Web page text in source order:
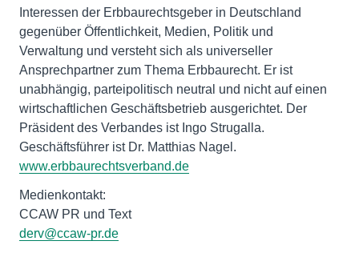
Interessen der Erbbaurechtsgeber in Deutschland
gegenüber Öffentlichkeit, Medien, Politik und
Verwaltung und versteht sich als universeller
Ansprechpartner zum Thema Erbbaurecht. Er ist
unabhängig, parteipolitisch neutral und nicht auf einen
wirtschaftlichen Geschäftsbetrieb ausgerichtet. Der
Präsident des Verbandes ist Ingo Strugalla.
Geschäftsführer ist Dr. Matthias Nagel.
www.erbbaurechtsverband.de
Medienkontakt:
derv@ccaw-pr.de